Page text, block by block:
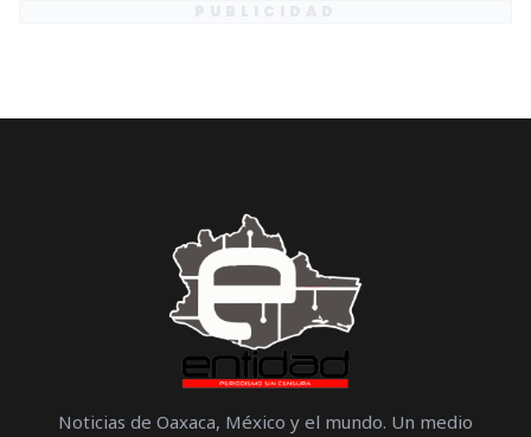
Noticias de Oaxaca, México y el mundo. Un medio